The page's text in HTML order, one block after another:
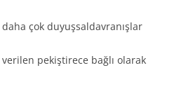
çok duyuşsaldavranışlar
pekiştirece bağlı olarak